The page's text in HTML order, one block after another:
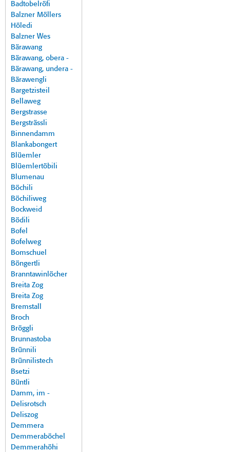
Badtobelröfi
Balzner Möllers
Höledi
Balzner Wes
Bärawang
Bärawang, obera -
Bärawang, undera -
Bärawengli
Bargetzisteil
Bellaweg
Bergstrasse
Bergsträssli
Binnendamm
Blankabongert
Blüemler
Blüemlertöbili
Blumenau
Böchili
Böchiliweg
Bockweid
Bödili
Bofel
Bofelweg
Bomschuel
Böngertli
Branntawinlöcher
Breita Zog
Breita Zog
Bremstall
Broch
Bröggli
Brunnastoba
Brünnili
Brünnilistech
Bsetzi
Büntli
Damm, im -
Delisrotsch
Deliszog
Demmera
Demmeraböchel
Demmerahöhi